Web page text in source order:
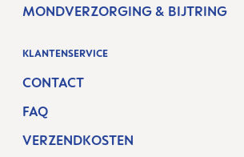
MONDVERZORGING & BIJTRING
KLANTENSERVICE
CONTACT
FAQ
VERZENDKOSTEN